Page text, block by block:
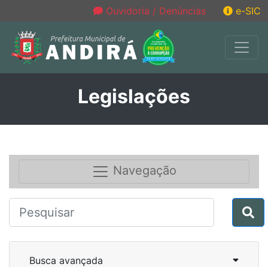
Ouvidoria / Denúncias e-SIC
Legislações
Navegação
Busca avançada